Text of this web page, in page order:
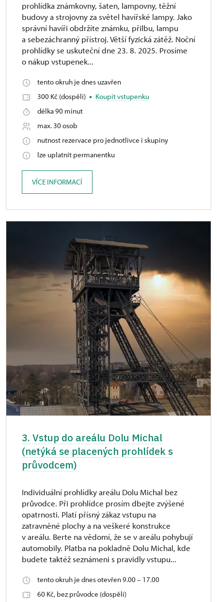
prohlídka známkovny, šaten, lampovny, těžní
budovy a strojovny za světel havířské lampy. Jako
správní havíři obdržíte známku, přilbu, lampu
a sebezáchranný přístroj. Větší fyzická zátěž. Noční
prohlídky se uskuteční dne 23. 8. 2025. Prosíme
o nákup vstupenek...
tento okruh je dnes uzavřen
300 Kč (dospělí)
Koupit vstupenku
délka 90 minut
max. 30 osob
nutnost rezervace pro jednotlivce i skupiny
lze uplatnit permanentku
VÍCE INFORMACÍ
3. Vstup do areálu Dolu Michal
(netýká se placených prohlídek s
průvodcem)
Individuální prohlídky areálu Dolu Michal bez
průvodce. Při prohlídce prosím dbejte zvýšené
opatrnosti. Platí přísný zákaz vstupu na
zatravněné plochy a na veškeré konstrukce
v areálu. Berte na vědomí, že se v areálu pohybují
automobily. Platba na pokladně Dolu Michal, kde
budete taktéž seznámeni s pravidly vstupu...
tento okruh je dnes otevřen 9.00 – 17.00
60 Kč, bez průvodce (dospělí)